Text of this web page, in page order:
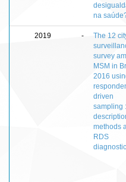
na
2019 -
The 12
survey
MSM in
2016
driven
sampling
methods
RDS